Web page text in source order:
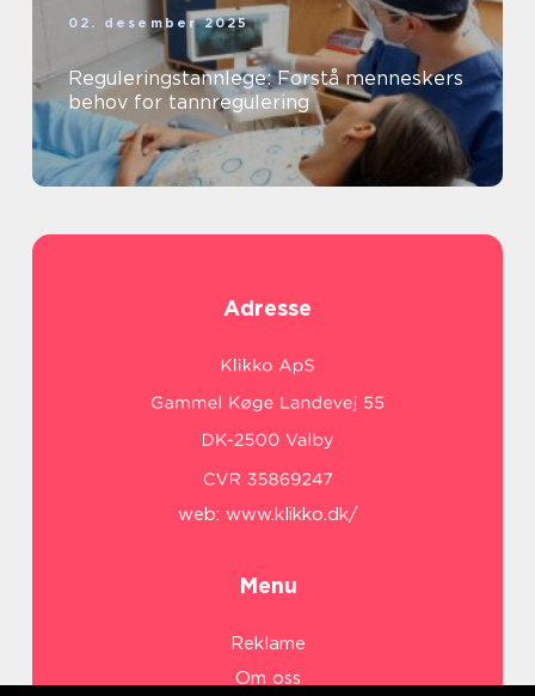
02. desember 2025
Reguleringstannlege: Forstå menneskers
behov for tannregulering
Adresse
web: www.klikko.dk/
Menu
Reklame
Om oss